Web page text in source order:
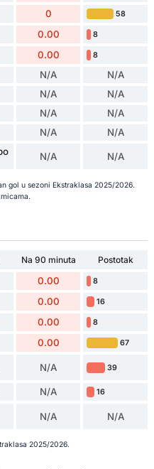
0 58
0.00 8
0.00 8
N/A N/A
N/A N/A
N/A N/A
N/A N/A
N/A N/A
gol u sezoni Ekstraklasa 2025/2026.
Na 90 minuta
Postotak
0.00 8
0.00 16
0.00 8
0.00 67
N/A 39
N/A 16
N/A N/A
2025/2026.